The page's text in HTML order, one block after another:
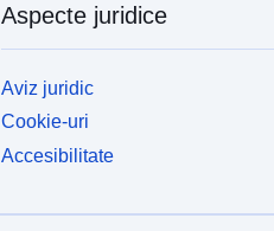
Aspecte juridice
Aviz juridic
Cookie-uri
Accesibilitate